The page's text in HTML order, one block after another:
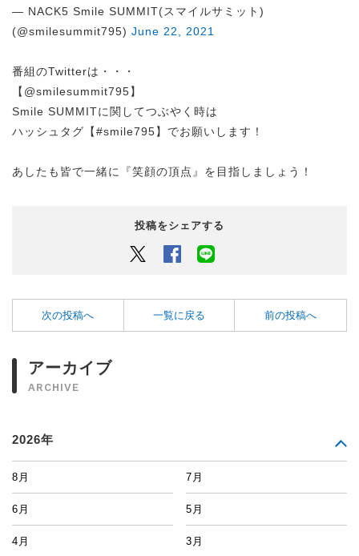
— NACK5 Smile SUMMIT(スマイルサミット)
(@smilesummit795) June 22, 2021
番組のTwitterは・・・
【@smilesummit795】
Smile SUMMITに関してつぶやく時は
ハッシュタグ【#smile795】でお願いします！
あしたも皆で一緒に『笑顔の頂点』を目指しましょう！
投稿をシェアする
Twitter Facebook
次の投稿へ 一覧に戻る 前の投稿へ
アーカイブ
ARCHIVE
2026年
8月 7月
6月 5月
4月 3月